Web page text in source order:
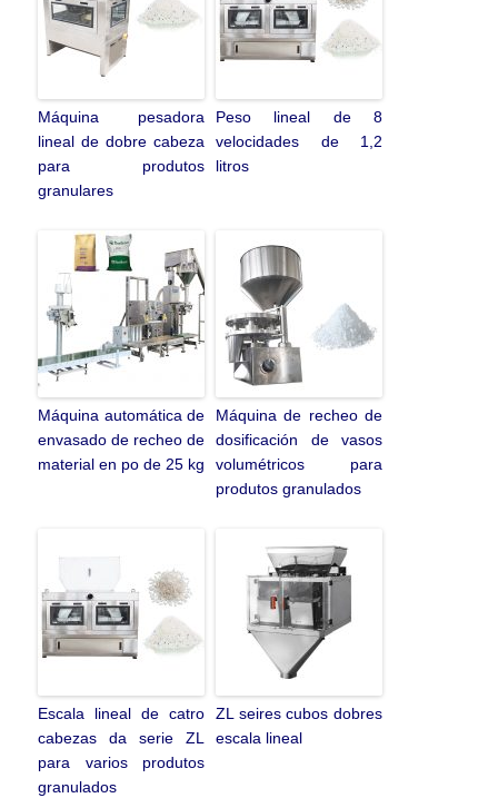
Máquina pesadora
lineal de dobre cabeza
para produtos
granulares
Peso lineal de 8
velocidades de 1,2
litros
Máquina automática de
envasado de recheo de
material en po de 25 kg
Máquina de recheo de
dosificación de vasos
volumétricos para
produtos granulados
Escala lineal de catro
cabezas da serie ZL
para varios produtos
granulados
ZL seires cubos dobres
escala lineal